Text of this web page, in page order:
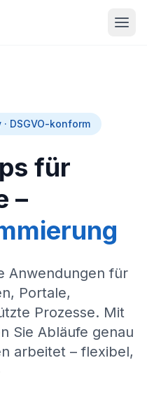
DSGVO-konform
für
–
Anwendungen für
Portale,
Prozesse. Mit
Sie Abläufe genau
arbeitet – flexibel,